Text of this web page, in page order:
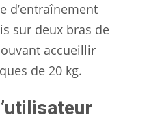
d’entraînement
sur deux bras de
accueillir
de 20 kg.